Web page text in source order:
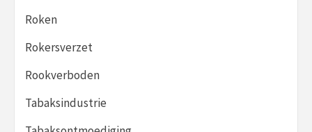
Roken
Rokersverzet
Rookverboden
Tabaksindustrie